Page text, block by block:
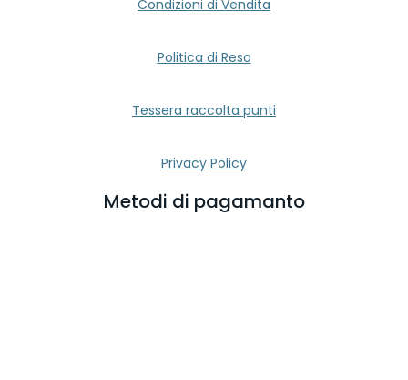
Condizioni di Vendita
Politica di Reso
Tessera raccolta punti
Privacy Policy
Metodi di pagamanto